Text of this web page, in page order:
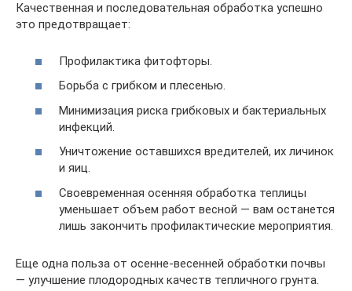
Качественная и последовательная обработка успешно
это предотвращает:
Профилактика фитофторы.
Борьба с грибком и плесенью.
Минимизация риска грибковых и бактериальных
инфекций.
Уничтожение оставшихся вредителей, их личинок
и яиц.
Своевременная осенняя обработка теплицы
уменьшает объем работ весной — вам останется
лишь закончить профилактические мероприятия.
Еще одна польза от осенне-весенней обработки почвы
— улучшение плодородных качеств тепличного грунта.